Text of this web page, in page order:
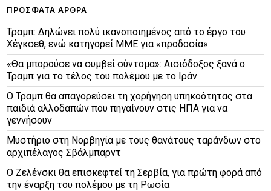
ΠΡΌΣΦΑΤΑ ΆΡΘΡΑ
Τραμπ: Δηλώνει πολύ ικανοποιημένος από το έργο του
Χέγκσεθ, ενώ κατηγορεί ΜΜΕ για «προδοσία»
«Θα μπορούσε να συμβεί σύντομα»: Αισιόδοξος ξανά ο
Τραμπ για το τέλος του πολέμου με το Ιράν
Ο Τραμπ θα απαγορεύσει τη χορήγηση υπηκοότητας στα
παιδιά αλλοδαπών που πηγαίνουν στις ΗΠΑ για να
γεννήσουν
Μυστήριο στη Νορβηγία με τους θανάτους ταράνδων στο
αρχιπέλαγος Σβάλμπαρντ
Ο Ζελένσκι θα επισκεφτεί τη Σερβία, για πρώτη φορά από
την έναρξη του πολέμου με τη Ρωσία